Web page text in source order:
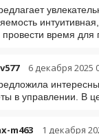
провести время
6 декабря 2025
в управлении. В
m463 1 декабря